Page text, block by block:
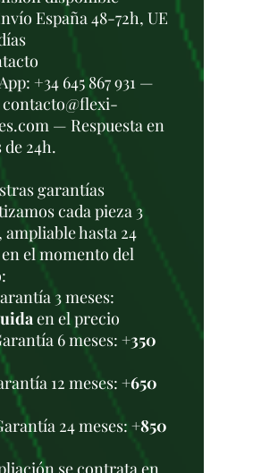
España 48-72h, UE
+34 645 867 931 —
— Respuesta en
24h.
garantías
cada pieza 3
ampliable hasta 24
el momento del
3 meses:
en el precio
6 meses: +350
12 meses: +650
24 meses: +850
se contrata en